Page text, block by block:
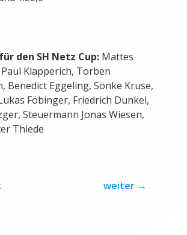
den SH Netz Cup:Mattes
Klapperich, Torben
Benedict Eggeling, Sönke Kruse,
Föbinger, Friedrich Dunkel,
Steuermann Jonas Wiesen,
Thiede
weiter →